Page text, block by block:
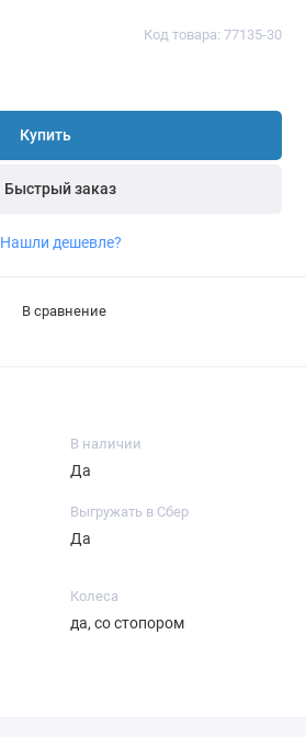
Код товара: 77135-30
Купить
Быстрый заказ
Нашли дешевле?
В сравнение
В наличии
Да
Выгружать в Сбер
Да
Колеса
да, со стопором